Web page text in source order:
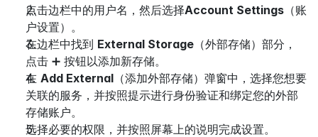
点击边栏中的用户名，然后选择Account Settings （账
户设置）。
在边栏中找到 External Storage （外部存储）部分，
点击 ➕ 按钮以添加新存储。
在 Add External （添加外部存储）弹窗中，选择您想要
关联的服务，并按照提示进行身份验证和绑定您的外部
存储账户。
选择必要的权限，并按照屏幕上的说明完成设置。